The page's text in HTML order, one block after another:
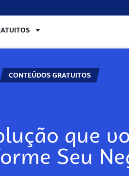
CONTEÚDOS GRATUITOS
que
Seu